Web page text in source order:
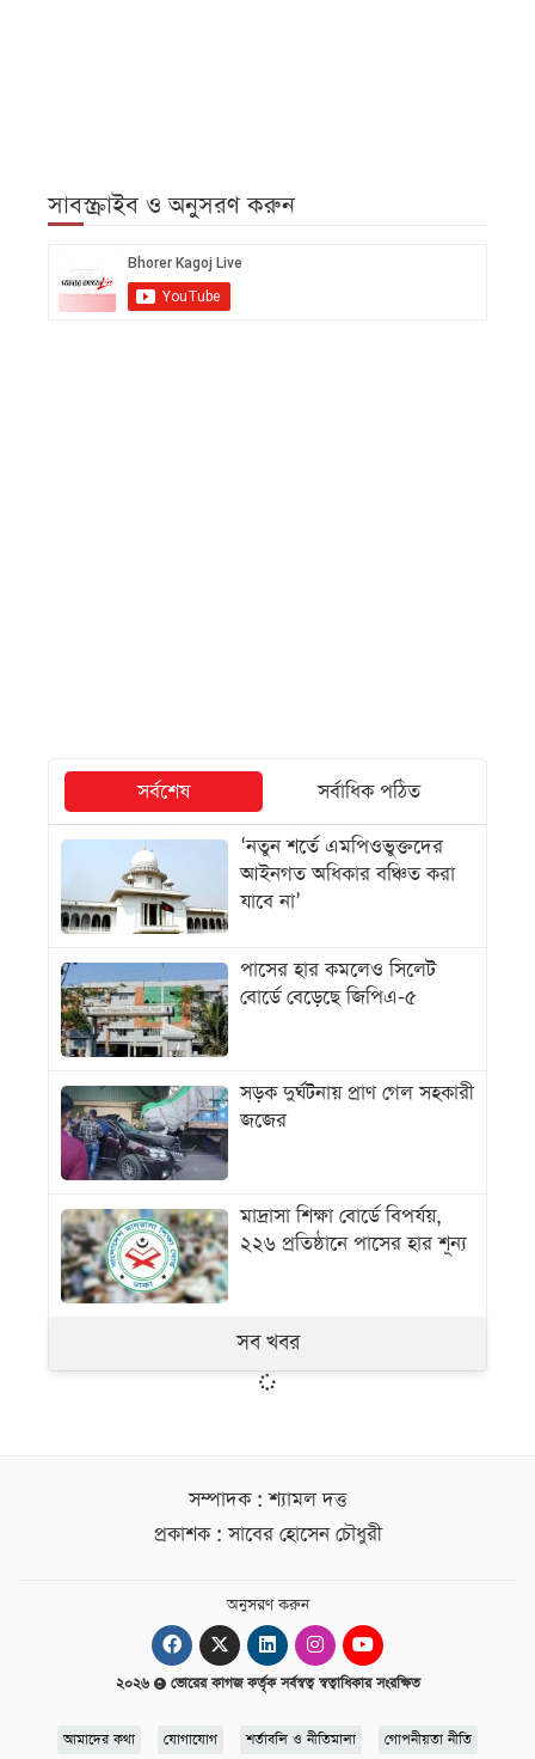
সাবস্ক্রাইব ও অনুসরণ করুন
সর্বশেষ
সর্বাধিক পঠিত
‘নতুন শর্তে এমপিওভুক্তদের
আইনগত অধিকার বঞ্চিত করা
যাবে না’
পাসের হার কমলেও সিলেট
বোর্ডে বেড়েছে জিপিএ-৫
সড়ক দুর্ঘটনায় প্রাণ গেল সহকারী
জজের
মাদ্রাসা শিক্ষা বোর্ডে বিপর্যয়,
২২৬ প্রতিষ্ঠানে পাসের হার শূন্য
সব খবর
সম্পাদক : শ্যামল দত্ত
প্রকাশক : সাবের হোসেন চৌধুরী
অনুসরণ করুন
২০২৬ ভোরের কাগজ কর্তৃক সর্বস্বত্ব স্বত্বাধিকার সংরক্ষিত
আমাদের কথা যোগাযোগ শর্তাবলি ও নীতিমালা গোপনীয়তা নীতি